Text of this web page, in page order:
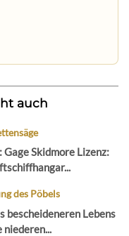
auch
Skidmore Lizenz:
des Pöbels
bescheideneren Lebens